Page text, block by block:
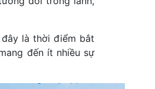
là thời điểm bắt
đến ít nhiều sự